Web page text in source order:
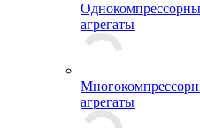
агрегаты
агрегаты